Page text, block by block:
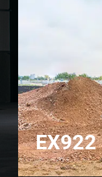
EX922